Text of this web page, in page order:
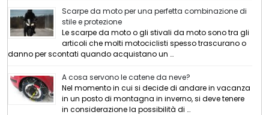
Scarpe da moto per una perfetta combinazione di
stile e protezione
Le scarpe da moto o gli stivali da moto sono tra gli
articoli che molti motociclisti spesso trascurano o
danno per scontati quando acquistano un …
A cosa servono le catene da neve?
Nel momento in cui si decide di andare in vacanza
in un posto di montagna in inverno, si deve tenere
in considerazione la possibilità di …